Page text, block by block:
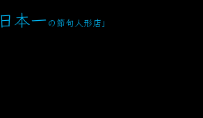
日本一 の節句人形店」